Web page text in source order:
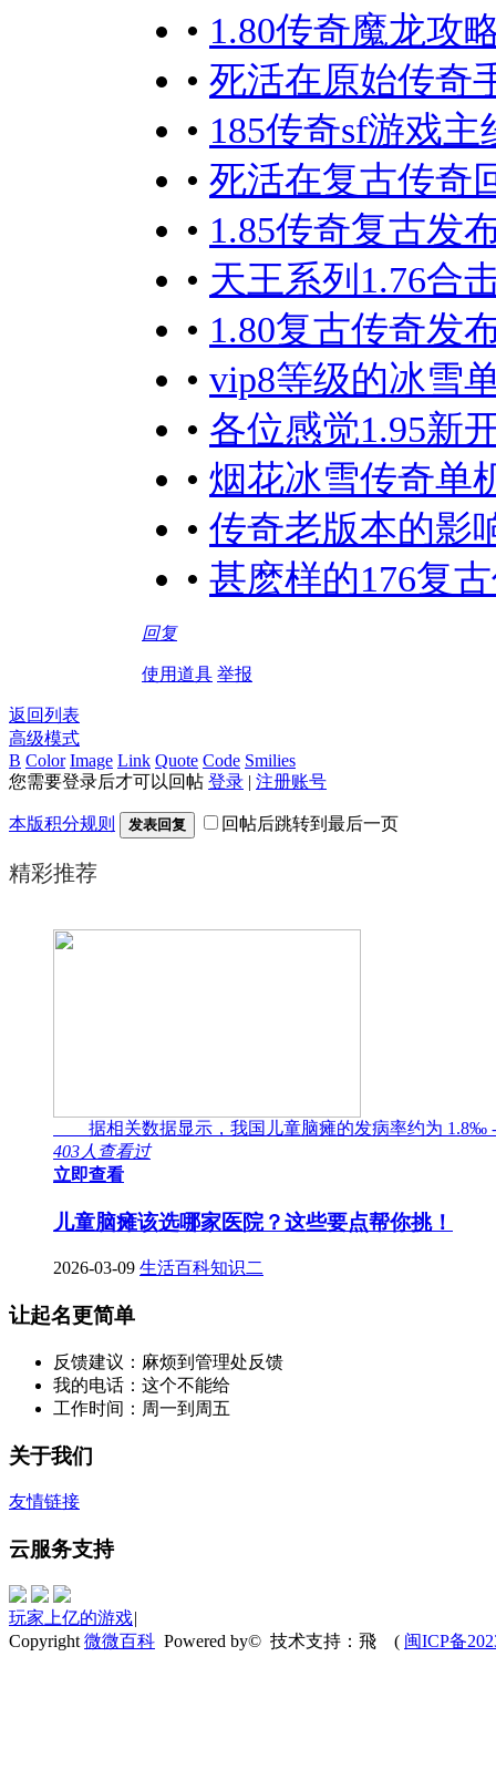
• 1.80传奇魔龙攻
• 死活在原始传奇
• 185传奇sf游戏
• 死活在复古传奇
• 1.85传奇复古发
• 天王系列1.76合
• 1.80复古传奇发
• vip8等级的冰雪
• 各位感觉1.95新
• 烟花冰雪传奇单
• 传奇老版本的影
• 甚麽样的176复
回复
使用道具 举报
返回列表
高级模式
B Color Image Link Quote Code Smilies
您需要登录后才可以回帖 登录 | 注册账号
本版积分规则 发表回复 回帖后跳转到最后一页
精彩推荐
据相关数据显示，我国儿童脑瘫的发病率约为 1.8‰
403人查看过
立即查看
儿童脑瘫该选哪家医院？这些要点帮你挑！
2026-03-09 生活百科知识二
让起名更简单
反馈建议：麻烦到管理处反馈
我的电话：这个不能给
工作时间：周一到周五
关于我们
友情链接
云服务支持
玩家上亿的游戏|
Copyright 微微百科 Powered by© 技术支持：飛 ( 闽ICP备